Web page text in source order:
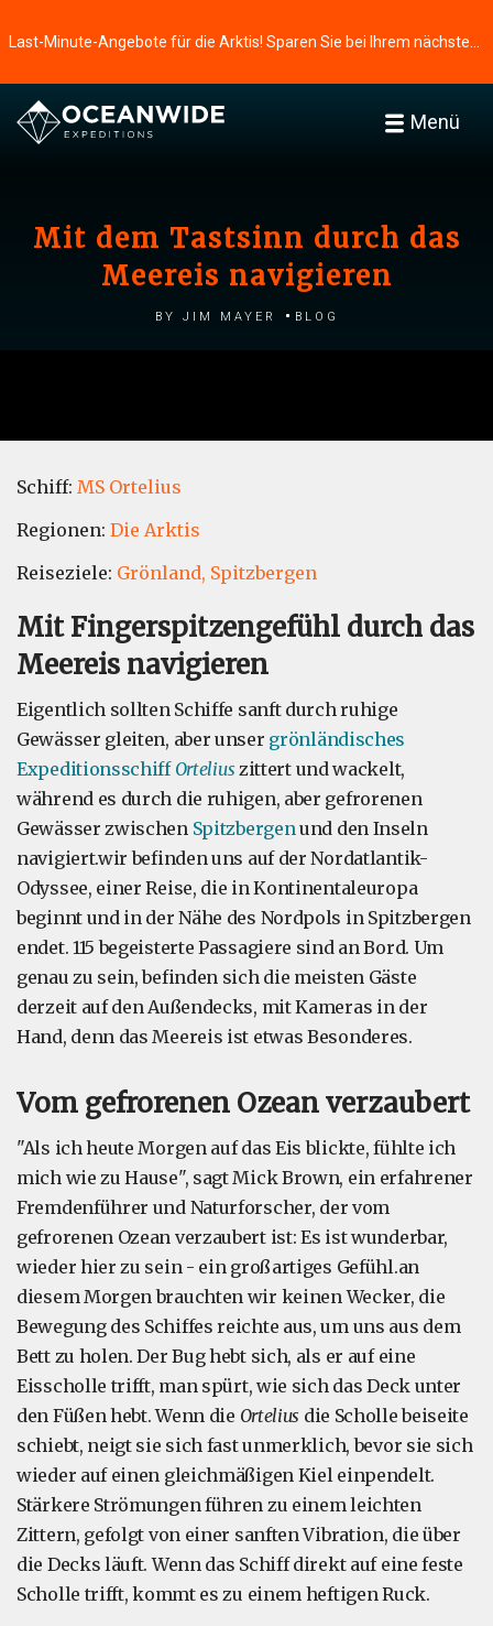
Menü
Mit dem Tastsinn durch das
Meereis navigieren
by Jim Mayer Blog
Schiff: MS Ortelius
Regionen: Die Arktis
Reiseziele: Grönland, Spitzbergen
Mit Fingerspitzengefühl durch das
Meereis navigieren
Eigentlich sollten Schiffe sanft durch ruhige
Gewässer gleiten, aber unser grönländisches
Expeditionsschiff Ortelius zittert und wackelt,
während es durch die ruhigen, aber gefrorenen
Gewässer zwischen Spitzbergenund den Inseln
navigiert.wir befinden uns auf der Nordatlantik-
Odyssee, einer Reise, die in Kontinentaleuropa
beginnt und in der Nähe des Nordpols in Spitzbergen
endet. 115 begeisterte Passagiere sind an Bord. Um
genau zu sein, befinden sich die meisten Gäste
derzeit auf den Außendecks, mit Kameras in der
Hand, denn das Meereis ist etwas Besonderes.
Vom gefrorenen Ozean verzaubert
"Als ich heute Morgen auf das Eis blickte, fühlte ich
mich wie zu Hause", sagt Mick Brown, ein erfahrener
Fremdenführer und Naturforscher, der vom
gefrorenen Ozean verzaubert ist: Es ist wunderbar,
wieder hier zu sein - ein großartiges Gefühl.an
diesem Morgen brauchten wir keinen Wecker, die
Bewegung des Schiffes reichte aus, um uns aus dem
Bett zu holen. Der Bug hebt sich, als er auf eine
Eisscholle trifft, man spürt, wie sich das Deck unter
den Füßen hebt. Wenn die Ortelius die Scholle beiseite
schiebt, neigt sie sich fast unmerklich, bevor sie sich
wieder auf einen gleichmäßigen Kiel einpendelt.
Stärkere Strömungen führen zu einem leichten
Zittern, gefolgt von einer sanften Vibration, die über
die Decks läuft. Wenn das Schiff direkt auf eine feste
Scholle trifft, kommt es zu einem heftigen Ruck.